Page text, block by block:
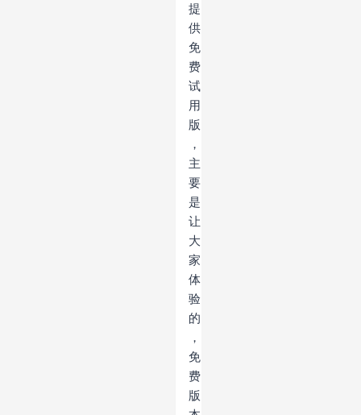
提
供
免
费
试
用
版
，
主
要
是
让
大
家
体
验
的
，
免
费
版